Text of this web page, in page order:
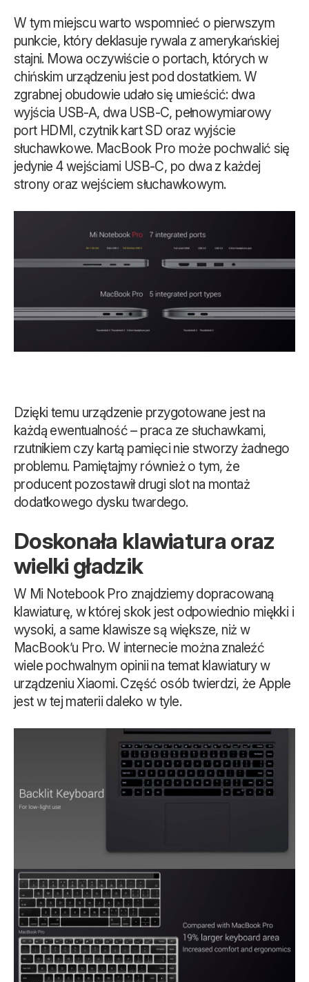
W tym miejscu warto wspomnieć o pierwszym
punkcie, który deklasuje rywala z amerykańskiej
stajni. Mowa oczywiście o portach, których w
chińskim urządzeniu jest pod dostatkiem. W
zgrabnej obudowie udało się umieścić: dwa
wyjścia USB-A, dwa USB-C, pełnowymiarowy
port HDMI, czytnik kart SD oraz wyjście
słuchawkowe. MacBook Pro może pochwalić się
jedynie 4 wejściami USB-C, po dwa z każdej
strony oraz wejściem słuchawkowym.
Dzięki temu urządzenie przygotowane jest na
każdą ewentualność – praca ze słuchawkami,
rzutnikiem czy kartą pamięci nie stworzy żadnego
problemu. Pamiętajmy również o tym, że
producent pozostawił drugi slot na montaż
dodatkowego dysku twardego.
Doskonała klawiatura oraz
wielki gładzik
W Mi Notebook Pro znajdziemy dopracowaną
klawiaturę, w której skok jest odpowiednio miękki i
wysoki, a same klawisze są większe, niż w
MacBook’u Pro. W internecie można znaleźć
wiele pochwalnym opinii na temat klawiatury w
urządzeniu Xiaomi. Część osób twierdzi, że Apple
jest w tej materii daleko w tyle.